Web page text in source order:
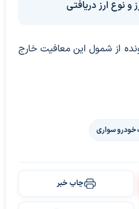
از شمول این معافیت خارج
خودرو سواری
چاپ خبر